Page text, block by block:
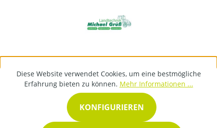
Diese Website verwendet Cookies, um eine bestmögliche
Erfahrung bieten zu können. Mehr Informationen ...
KONFIGURIEREN